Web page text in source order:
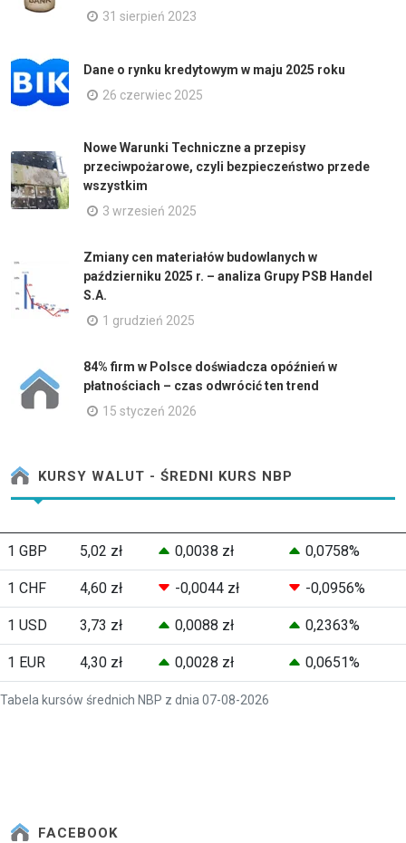
31 sierpień 2023
Dane o rynku kredytowym w maju 2025 roku
26 czerwiec 2025
Nowe Warunki Techniczne a przepisy
przeciwpożarowe, czyli bezpieczeństwo przede
wszystkim
3 wrzesień 2025
Zmiany cen materiałów budowlanych w
październiku 2025 r. – analiza Grupy PSB Handel
S.A.
1 grudzień 2025
84% firm w Polsce doświadcza opóźnień w
płatnościach – czas odwrócić ten trend
15 styczeń 2026
KURSY WALUT - ŚREDNI KURS NBP
Tabela kursów średnich NBP z dnia 07-08-2026
1 GBP 5,02 zł 0,0038 zł 0,0758%
1 CHF 4,60 zł -0,0044 zł -0,0956%
1 USD 3,73 zł 0,0088 zł 0,2363%
1 EUR 4,30 zł 0,0028 zł 0,0651%
FACEBOOK